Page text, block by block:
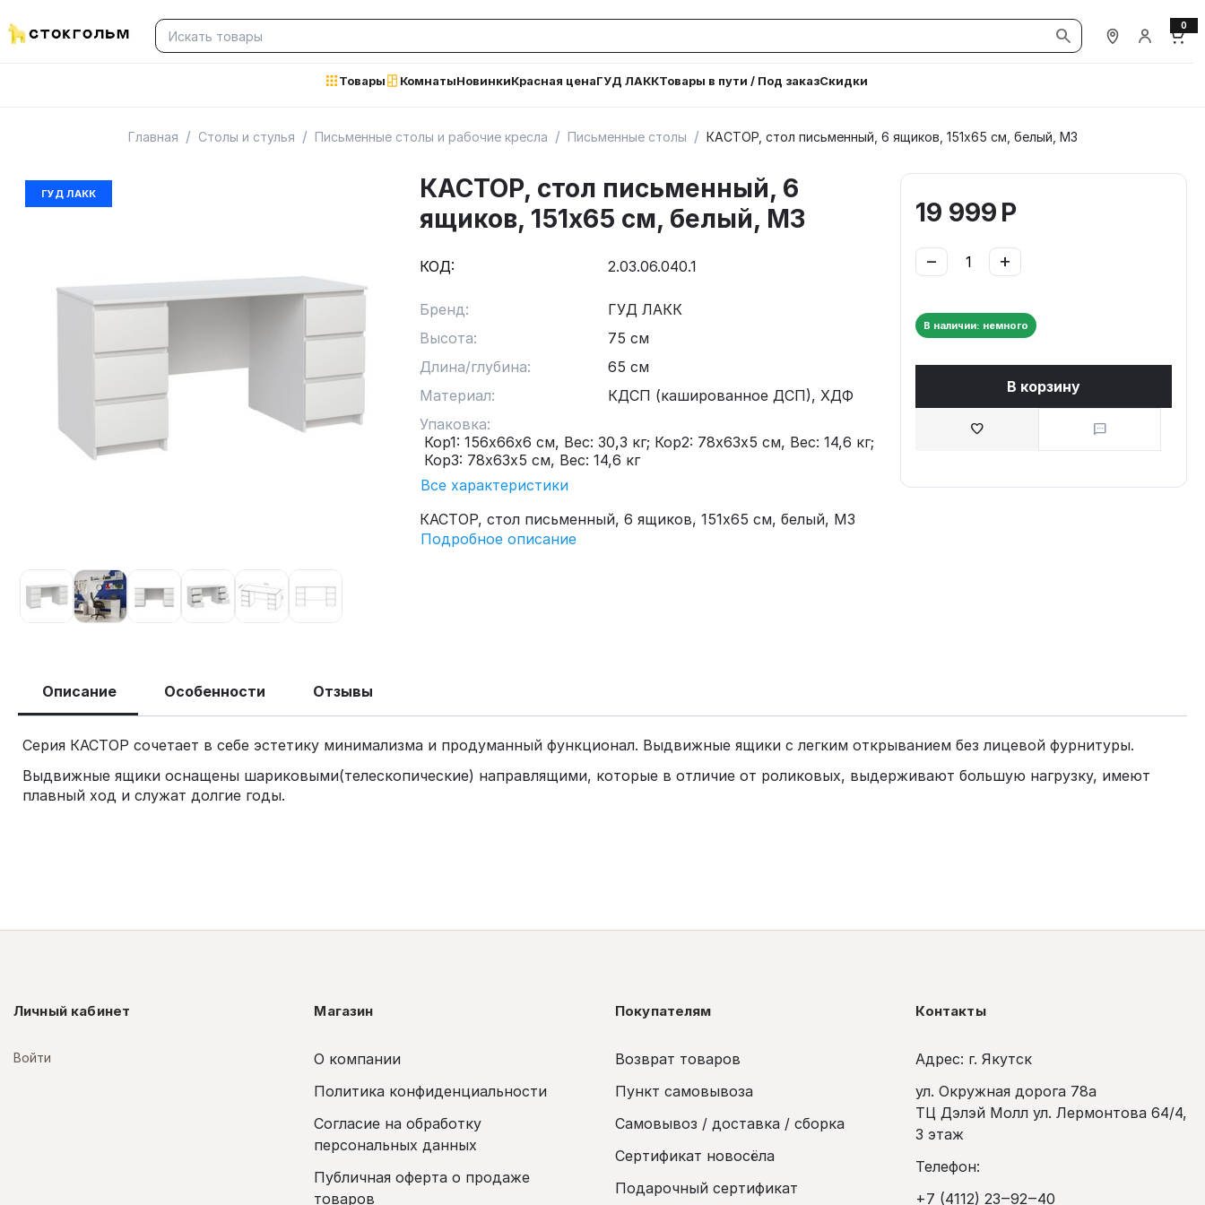
Наши магазины
Вход /
0
Товары КомнатыНовинкиКрасная ценаГУД ЛАККТовары в пути / Под заказСкидки
Главная / Столы и стулья / Письменные столы и рабочие кресла / Письменные столы / КАСТОР, стол письменный, 6 ящиков, 151х65 см, белый, М3
ГУД ЛАКК
КАСТОР, стол письменный, 6
ящиков, 151х65 см, белый, М3
КОД: 2.03.06.040.1
Бренд:
ГУД ЛАКК
Высота:
75 см
Длина/глубина:
65 см
Материал:
КДСП (кашированное ДСП), ХДФ
Упаковка:
Кор1: 156х66х6 см, Вес: 30,3 кг; Кор2: 78х63х5 см, Вес: 14,6 кг;
Кор3: 78х63х5 см, Вес: 14,6 кг
Все характеристики
КАСТОР, стол письменный, 6 ящиков, 151х65 см, белый, М3
Подробное описание
19 999 Р
+
−
В наличии: немного
В корзину
Описание Особенности Отзывы
Серия КАСТОР сочетает в себе эстетику минимализма и продуманный функционал. Выдвижные ящики с легким открыванием без лицевой фурнитуры.
Выдвижные ящики оснащены шариковыми(телескопические) направлящими, которые в отличие от роликовых, выдерживают большую нагрузку, имеют
плавный ход и служат долгие годы.
Личный кабинет
Войти
Магазин
О компании
Политика конфиденциальности
Согласие на обработку
персональных данных
Публичная оферта о продаже
товаров
Покупателям
Возврат товаров
Пункт самовывоза
Самовывоз / доставка / сборка
Сертификат новосёла
Подарочный сертификат
Контакты
Адрес: г. Якутск
ул. Окружная дорога 78а
ТЦ Дэлэй Молл ул. Лермонтова 64/4,
3 этаж
Телефон:
+7 (4112) 23‒92‒40